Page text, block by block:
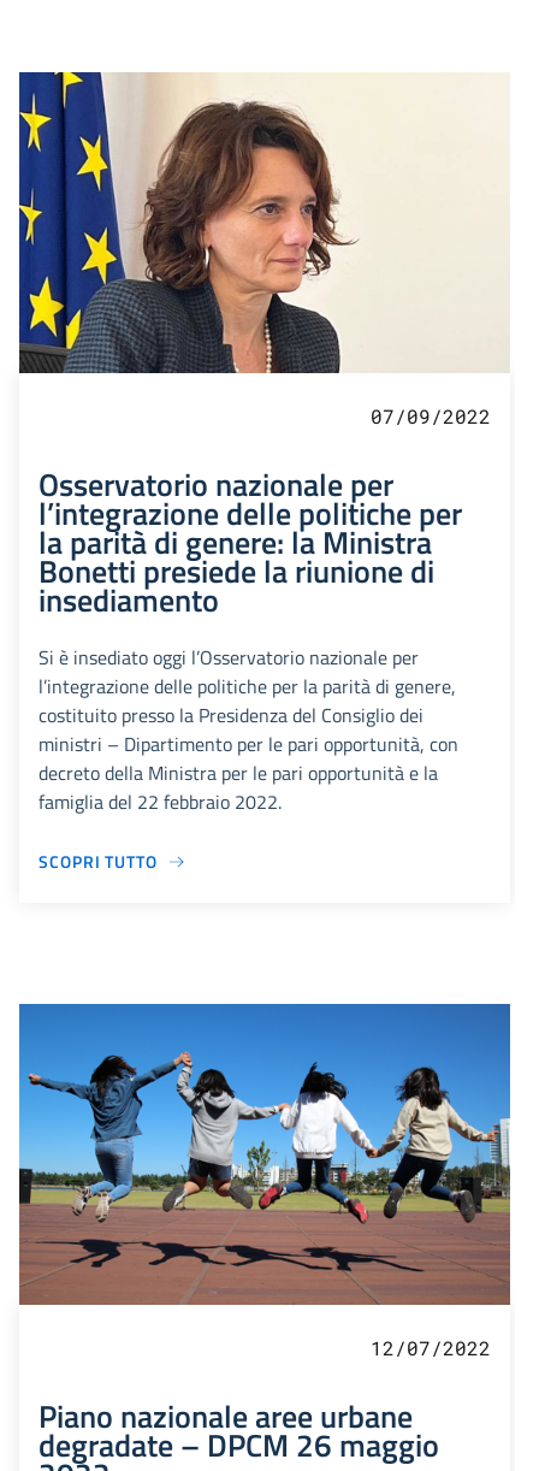
07/09/2022
Osservatorio nazionale per
l’integrazione delle politiche per
la parità di genere: la Ministra
Bonetti presiede la riunione di
insediamento
Si è insediato oggi l’Osservatorio nazionale per
l’integrazione delle politiche per la parità di genere,
costituito presso la Presidenza del Consiglio dei
ministri – Dipartimento per le pari opportunità, con
decreto della Ministra per le pari opportunità e la
famiglia del 22 febbraio 2022.
SCOPRI TUTTO
12/07/2022
Piano nazionale aree urbane
degradate – DPCM 26 maggio